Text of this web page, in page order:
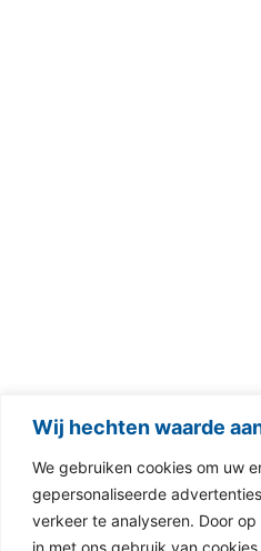
Wij hechten waarde
We gebruiken cookies om uw
gepersonaliseerde
verkeer te analyseren. Door
in met ons gebruik van cookies.